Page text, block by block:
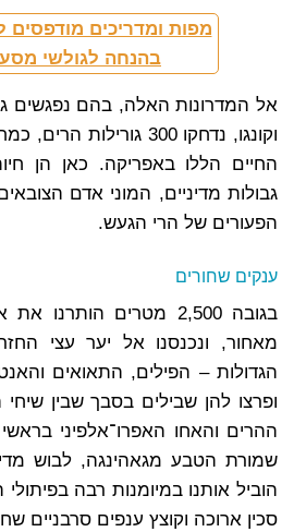
מפות ומדריכים מודפסים
בהנחה לגולשי
אל המדרונות האלה, בהם נפגשים
וקונגו, נדחקו 300
החיים הללו באפריקה. כאן הן
גבולות מדיניים, המוני אדם
הפעורים של הרי הגעש.
ענקים שחורים
בגובה 2,500 מטרים
מאחור, ונכנסנו אל יער עצי
הגדולות – הפילים, התאואים
ופרצו להן שבילים בסבך שבין
ההרים והאחו האפרו־אלפיני
שמורת הטבע מגאהינגה, לבוש מדי
הוביל אותנו במיומנות רבה
סכין ארוכה וקוצץ ענפים סרבניים